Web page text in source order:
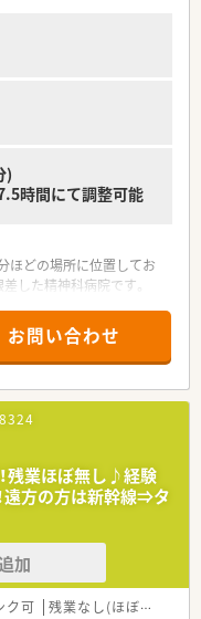
与があがる仕組みになっ
ます。
方を遠隔指導する「オン
女性客の取り込みを狙う
ます！
薬局長研修、薬局長研
加、大学院奨学資金制
プログラムで社員の成長
ルアップをサポート！
す。
は、福利厚生面が手厚く
年に1回、最大9連休を取
ライフバランスを後押
ツジム優待等が受けられ
)
時間にて調整可能
ほどの場所に位置してお
した精神科病院です。
の業務内容となります。
営されており、処方箋枚
取り組める環境です。
り、即戦力として貢献い
募も歓迎しています。
り添った丁寧な服薬指導
方を求めております。
師や看護師など他職種と連
調性のある方が理想で
げ、福岡県南部から熊本
お問い合わせ
残業ほぼ無し♪経験
遠方の方は新幹線⇒タ
加
ク可 残業なし(ほぼなし含む)